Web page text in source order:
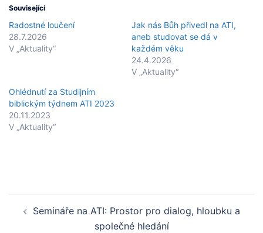
Související
Radostné loučení
28.7.2026
V „Aktuality“
Jak nás Bůh přivedl na ATI,
aneb studovat se dá v
každém věku
24.4.2026
V „Aktuality“
Ohlédnutí za Studijním
biblickým týdnem ATI 2023
20.11.2023
V „Aktuality“
navigation
Semináře na ATI: Prostor pro dialog, hloubku a
společné hledání